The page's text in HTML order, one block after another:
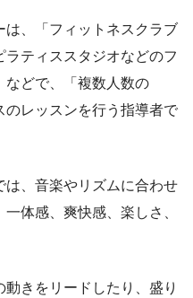
は、「フィットネスクラブ
ティススタジオなどのフ
などで、「複数人数の
レッスンを行う指導者で
、音楽やリズムに合わせ
体感、爽快感、楽しさ、
動きをリードしたり、盛り